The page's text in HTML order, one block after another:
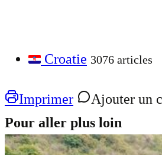
Croatie 3076 articles
Imprimer
Ajouter un
Pour aller plus loin